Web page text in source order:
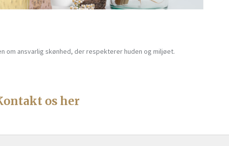
ansvarlig skønhed, der respekterer huden og miljøet.
os her